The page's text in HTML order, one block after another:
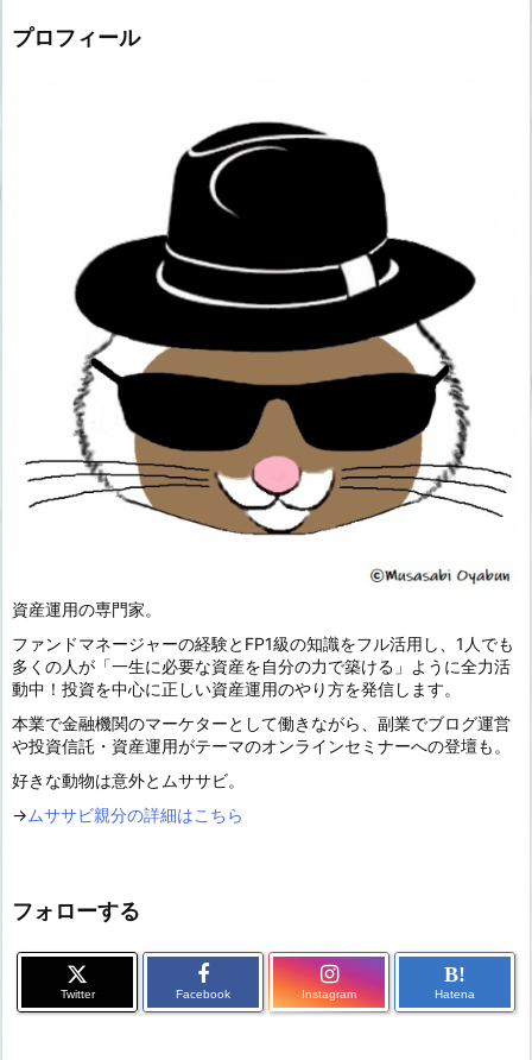
プロフィール
資産運用の専門家。
ファンドマネージャーの経験とFP1級の知識をフル活用し、1人でも
多くの人が「一生に必要な資産を自分の力で築ける」ように全力活
動中！投資を中心に正しい資産運用のやり方を発信します。
本業で金融機関のマーケターとして働きながら、副業でブログ運営
や投資信託・資産運用がテーマのオンラインセミナーへの登壇も。
好きな動物は意外とムササビ。
→ ムササビ親分の詳細はこちら
フォローする
Twitter Facebook Instagram
B!
Hatena